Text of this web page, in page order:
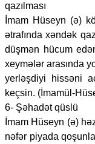
qazılması
İmam Hüseyn (ə)
ətrafında xəndək
düşmən hücum
xeymələr arasında
yerləşdiyi hissəni
keçsin. (İmamül-
6- Şəhadət qüslü
İmam Hüseyn (ə)
nəfər piyada